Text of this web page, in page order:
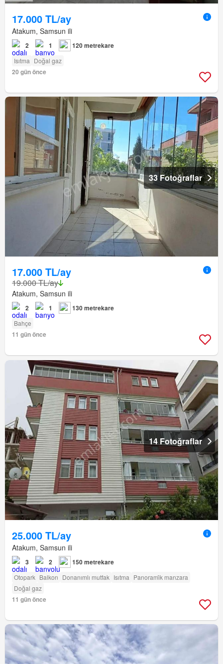
17.000 TL/ay
Atakum, Samsun ili
2 1 120 metrekare
Isıtma Doğal gaz
20 gün önce
33 Fotoğraflar
17.000 TL/ay
19.000 TL/ay
Atakum, Samsun ili
2 1 130 metrekare
Bahçe
11 gün önce
14 Fotoğraflar
25.000 TL/ay
Atakum, Samsun ili
3 2 150 metrekare
Otopark Balkon Donanımlı mutfak Isıtma Panorami̇k manzara
Doğal gaz
11 gün önce